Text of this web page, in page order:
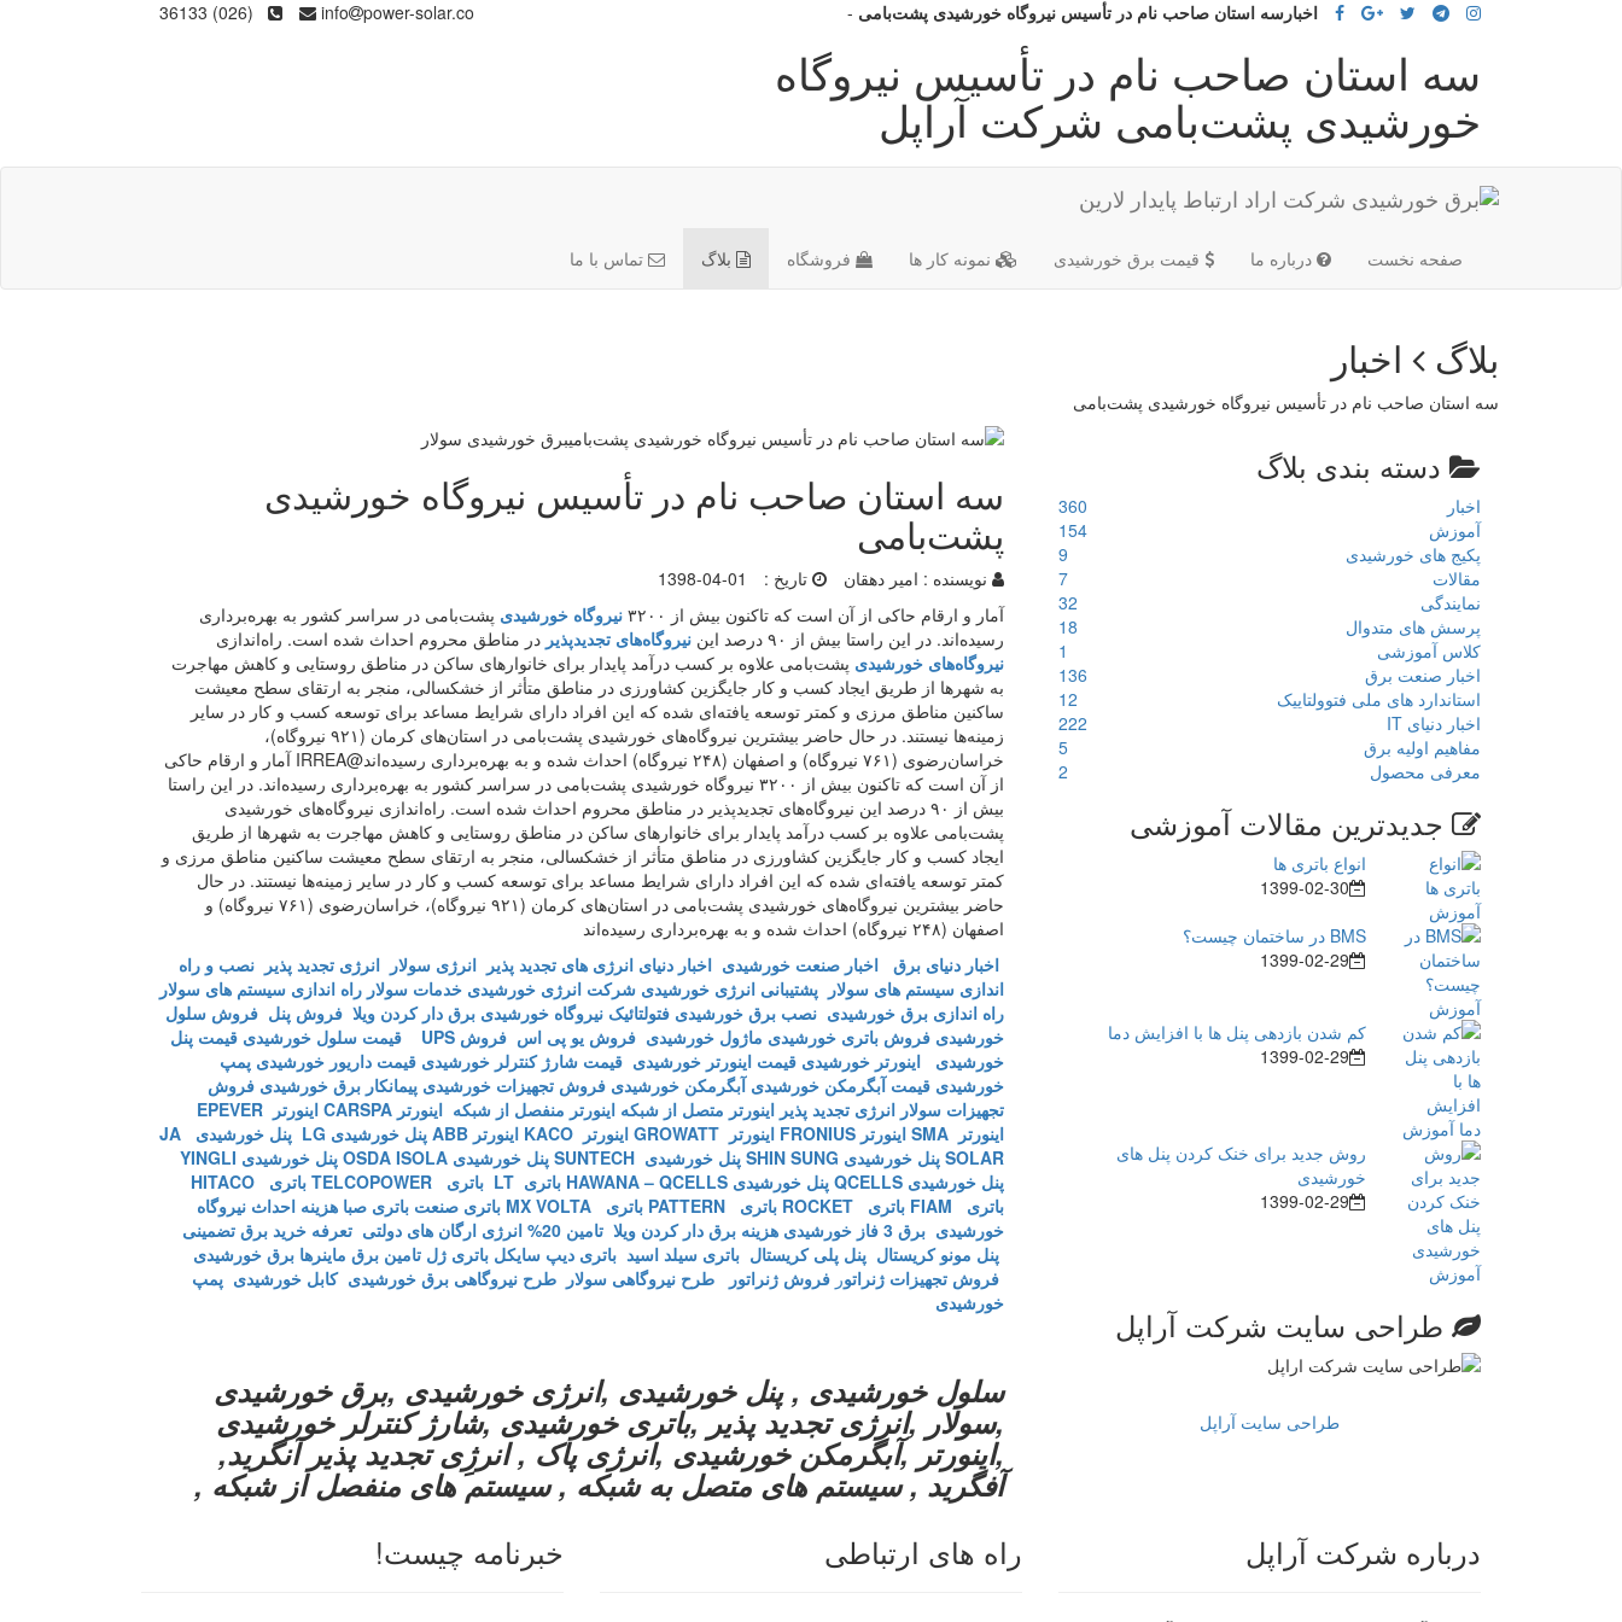
اخبارسه استان صاحب نام در تأسیس نیروگاه خورشیدی پشت‌بامی -
سه استان صاحب نام در تأسیس نیروگاه
خورشیدی پشت‌بامی شرکت آراپل
info power-solar.co
(026) 36133
صفحه نخست درباره ما قیمت برق خورشیدی نمونه کار ها فروشگاه بلاگ تماس با ما
بلاگ اخبار
سه استان صاحب نام در تأسیس نیروگاه خورشیدی پشت‌بامی
دسته بندی بلاگ
اخبار
360
آموزش
154
پکیج های خورشیدی
9
مقالات
7
نمایندگی
32
پرسش های متدوال
18
کلاس آموزشی
1
اخبار صنعت برق
136
استاندارد های ملی فتوولتاییک
12
اخبار دنیای IT
222
مفاهیم اولیه برق
5
معرفی محصول
2
جدیدترین مقالات آموزشی
انواع باتری ها
1399-02-30
BMS در ساختمان چیست؟
1399-02-29
کم شدن بازدهی پنل ها با افزایش دما
1399-02-29
روش جدید برای خنک کردن پنل های
خورشیدی
1399-02-29
طراحی سایت شرکت آراپل
طراحی سایت آراپل
سه استان صاحب نام در تأسیس نیروگاه خورشیدی
پشت‌بامی
نویسنده : امیر دهقان تاریخ :
1398-04-01
آمار و ارقام حاکی از آن است که تاکنون بیش از ۳۲۰۰
نیروگاه خورشیدی پشت‌بامی در سراسر کشور به بهره‌برداری
رسیده‌اند. در این راستا بیش از ۹۰ درصد این
نیروگاه‌های تجدیدپذیر در مناطق محروم احداث شده است. راه‌اندازی
نیروگاه‌های خورشیدی پشت‌بامی علاوه بر کسب درآمد پایدار برای خانوار‌های ساکن در مناطق روستایی و کاهش مهاجرت
به شهر‌ها از طریق ایجاد کسب و کار جایگزین کشاورزی در مناطق متأثر از خشکسالی، منجر به ارتقای سطح معیشت
ساکنین مناطق مرزی و کمتر توسعه یافته‌ای شده که این افراد دارای شرایط مساعد برای توسعه کسب و کار در سایر
زمینه‌ها نیستند. در حال حاضر بیشترین نیروگاه‌های خورشیدی پشت‌بامی در استان‌های کرمان (۹۲۱ نیروگاه)،
خراسان‌رضوی (۷۶۱ نیروگاه) و اصفهان (۲۴۸ نیروگاه) احداث شده و به بهره‌برداری رسیده‌اند@IRREA آمار و ارقام حاکی
از آن است که تاکنون بیش از ۳۲۰۰ نیروگاه خورشیدی پشت‌بامی در سراسر کشور به بهره‌برداری رسیده‌اند. در این راستا
بیش از ۹۰ درصد این نیروگاه‌های تجدیدپذیر در مناطق محروم احداث شده است. راه‌اندازی نیروگاه‌های خورشیدی
پشت‌بامی علاوه بر کسب درآمد پایدار برای خانوار‌های ساکن در مناطق روستایی و کاهش مهاجرت به شهر‌ها از طریق
ایجاد کسب و کار جایگزین کشاورزی در مناطق متأثر از خشکسالی، منجر به ارتقای سطح معیشت ساکنین مناطق مرزی و
کمتر توسعه یافته‌ای شده که این افراد دارای شرایط مساعد برای توسعه کسب و کار در سایر زمینه‌ها نیستند. در حال
حاضر بیشترین نیروگاه‌های خورشیدی پشت‌بامی در استان‌های کرمان (۹۲۱ نیروگاه)، خراسان‌رضوی (۷۶۱ نیروگاه) و
اصفهان (۲۴۸ نیروگاه) احداث شده و به بهره‌برداری رسیده‌اند
اخبار دنیای برق اخبار صنعت خورشیدی اخبار دنیای انرژی های تجدید پذیر انرژی سولار انرژی تجدید پذیر نصب و راه
اندازی سیستم های سولار پشتیبانی انرژی خورشیدی شرکت انرژی خورشیدی خدمات سولار راه اندازی سیستم های سولار
راه اندازی برق خورشیدی نصب برق خورشیدی فتولتائیک نیروگاه خورشیدی برق دار کردن ویلا فروش پنل فروش سلول
خورشیدی فروش باتری خورشیدی ماژول خورشیدی فروش یو پی اس فروش UPS قیمت سلول خورشیدی قیمت پنل
خورشیدی
اینورتر خورشیدی قیمت اینورتر خورشیدی قیمت شارژ کنترلر خورشیدی قیمت داریور خورشیدی پمپ
خورشیدی قیمت آبگرمکن خورشیدی آبگرمکن خورشیدی فروش تجهیزات خورشیدی پیمانکار برق خورشیدی فروش
تجهیزات سولار انرژی تجدید پذیر اینورتر متصل از شبکه اینورتر منفصل از شبکه اینورتر CARSPA
اینورتر EPEVER
اینورتر SMA
اینورتر FRONIUS اینورتر GROWATT اینورتر KACO اینورتر ABB پنل خورشیدی LG
پنل خورشیدی JA
SOLAR پنل خورشیدی SHIN SUNG پنل خورشیدی SUNTECH پنل خورشیدی OSDA ISOLA
پنل خورشیدی YINGLI
پنل خورشیدی QCELLS
پنل خورشیدی HAWANA – QCELLS باتری LT باتری TELCOPOWER
باتری HITACO
باتری FIAM
باتری ROCKET باتری PATTERN باتری MX VOLTA باتری صنعت باتری صبا هزینه احداث نیروگاه
خورشیدی برق 3 فاز خورشیدی هزینه برق دار کردن ویلا تامین 20% انرژی ارگان های دولتی
تعرفه خرید برق تضمینی
پنل مونو کریستال پنل پلی کریستال باتری سیلد اسید باتری دیپ سایکل باتری ژل تامین برق ماینرها برق خورشیدی
فروش تجهیزات ژنراتور فروش ژنراتور طرح نیروگاهی سولار طرح نیروگاهی برق خورشیدی کابل خورشیدی پمپ
خورشیدی
سلول خورشیدی , پنل خورشیدی ,انرژی خورشیدی ,برق خورشیدی
,سولار ,انرژی تجدید پذیر ,باتری خورشیدی ,شارژ کنترلر خورشیدی
,اینورتر ,آبگرمکن خورشیدی ,انرژی پاک , انرژِی تجدید پذیر آنگرید,
آفگرید , سیستم های متصل به شبکه , سیستم های منفصل از شبکه ,
درباره شرکت آراپل راه های ارتباطی خبرنامه چیست!